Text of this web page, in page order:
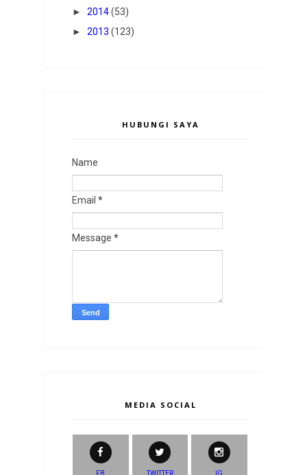
► 2014(53)
► 2013 (123)
HUBUNGI SAYA
Name
Email *
Message *
MEDIA SOCIAL